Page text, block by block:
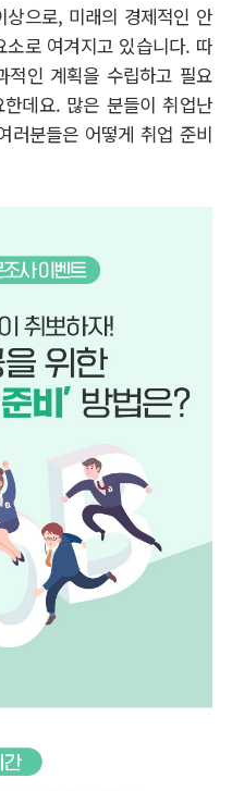
상으로, 미래의 경제적인 안
로 여겨지고 있습니다. 따
적인 계획을 수립하고 필요
데요. 많은 분들이 취업난
러분들은 어떻게 취업 준비